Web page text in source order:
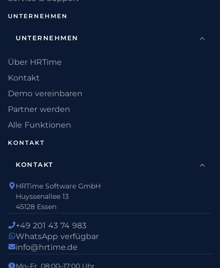
UNTERNEHMEN
UNTERNEHMEN
Über HRTime
Kontakt
Demo vereinbaren
Partner werden
Alle Funktionen
KONTAKT
KONTAKT
HRTime Software GmbH
Huyssenallee 13
45128 Essen
+49 201 43 74 983
WhatsApp verfügbar
info@hrtime.de
Mo–Fr, 08:00–17:00 Uhr